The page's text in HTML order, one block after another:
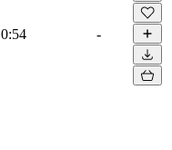
0:54 -